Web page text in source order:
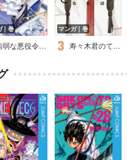
｜巻
病弱な悪役令嬢ですが、婚約者が過保護すぎて逃げ出したい（私たち犬猿の仲でしたよね！？）【Renta！限定版】
マンガ｜巻
寿々木君のていねいな生活